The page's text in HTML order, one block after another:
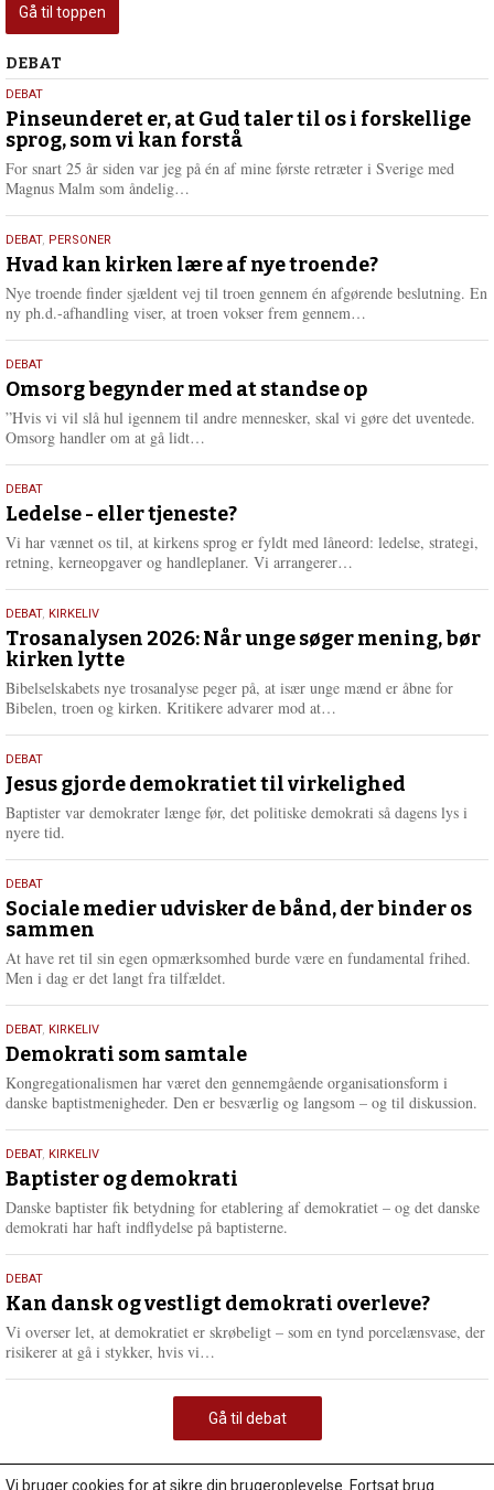
Gå til toppen
Debat
DEBAT
5.
august
2026
DEBAT
Pinseunderet er, at Gud taler til os i forskellige
sprog, som vi kan forstå
For snart 25 år siden var jeg på én af mine første retræter i Sverige med
Magnus Malm som åndelig…
e
e
25.
juli
2026
DEBAT, PERSONER
Hvad kan kirken lære af nye troende?
Nye troende finder sjældent vej til troen gennem én afgørende beslutning. En
ny ph.d.-afhandling viser, at troen vokser frem gennem…
e
e
9.
juli
2026
DEBAT
Omsorg begynder med at standse op
”Hvis vi vil slå hul igennem til andre mennesker, skal vi gøre det uventede.
Omsorg handler om at gå lidt…
e
e
10.
juni
2026
DEBAT
Ledelse - eller tjeneste?
Vi har vænnet os til, at kirkens sprog er fyldt med låneord: ledelse, strategi,
retning, kerneopgaver og handleplaner. Vi arrangerer…
e
2.
juni
2026
DEBAT, KIRKELIV
Trosanalysen 2026: Når unge søger mening, bør
kirken lytte
Bibelselskabets nye trosanalyse peger på, at især unge mænd er åbne for
Bibelen, troen og kirken. Kritikere advarer mod at…
e
e
18.
maj
2026
DEBAT
Jesus gjorde demokratiet til virkelighed
Baptister var demokrater længe før, det politiske demokrati så dagens lys i
nyere tid.
18.
maj
2026
DEBAT
Sociale medier udvisker de bånd, der binder os
sammen
At have ret til sin egen opmærksomhed burde være en fundamental frihed.
Men i dag er det langt fra tilfældet.
18.
maj
2026
DEBAT, KIRKELIV
Demokrati som samtale
Kongregationalismen har været den gennemgående organisationsform i
danske baptistmenigheder. Den er besværlig og langsom – og til diskussion.
18.
maj
2026
DEBAT, KIRKELIV
Baptister og demokrati
Danske baptister fik betydning for etablering af demokratiet – og det danske
demokrati har haft indflydelse på baptisterne.
18.
maj
2026
DEBAT
Kan dansk og vestligt demokrati overleve?
Vi overser let, at demokratiet er skrøbeligt – som en tynd porcelænsvase, der
risikerer at gå i stykker, hvis vi…
m
e
e
Gå til debat
Vi bruger cookies for at sikre din brugeroplevelse. Fortsat brug